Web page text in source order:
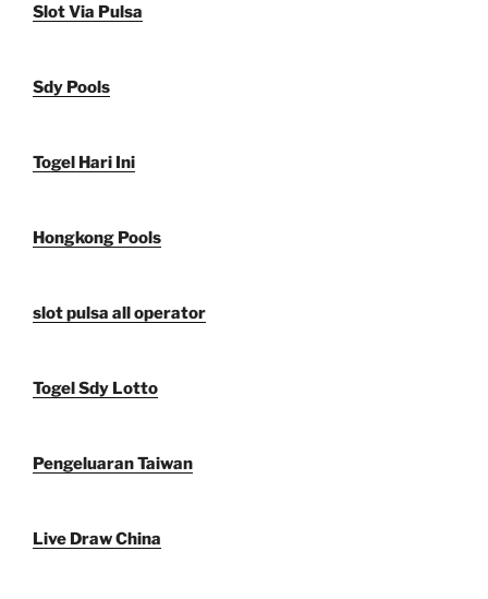
Slot Via Pulsa
Sdy Pools
Togel Hari Ini
Hongkong Pools
slot pulsa all operator
Togel Sdy Lotto
Pengeluaran Taiwan
Live Draw China